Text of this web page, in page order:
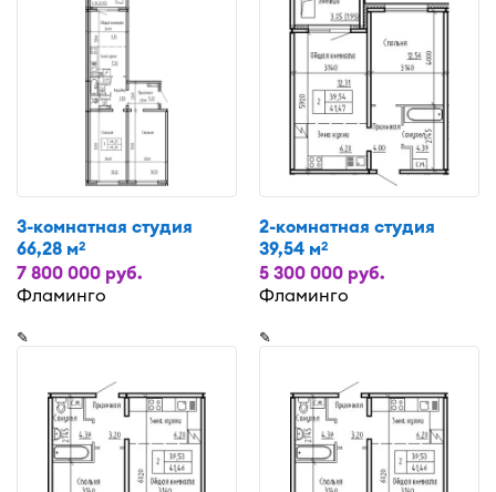
3-комнатная студия
66,28 м2
7 800 000 руб.
Фламинго
2-комнатная студия
39,54 м2
5 300 000 руб.
Фламинго
✎ ✎